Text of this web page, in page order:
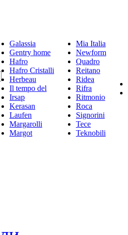
Galassia
Gentry home
Hafro
Hafro Cristalli
Herbeau
Il tempo del
Irsap
Kerasan
Laufen
Margarolli
Margot
Mia Italia
Newform
Quadro
Reitano
Ridea
Rifra
Ritmonio
Roca
Signorini
Tece
Teknobili